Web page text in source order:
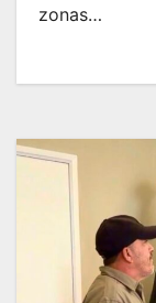
zonas…